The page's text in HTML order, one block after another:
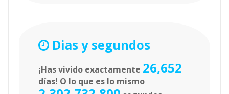
Dias y segundos
¡Has vivido exactamente 26,652
días! O lo que es lo mismo